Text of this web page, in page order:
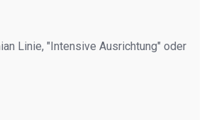
Linie, "Intensive Ausrichtung" oder